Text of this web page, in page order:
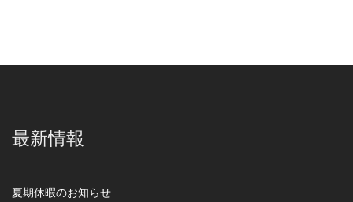
最新情報
夏期休暇のお知らせ